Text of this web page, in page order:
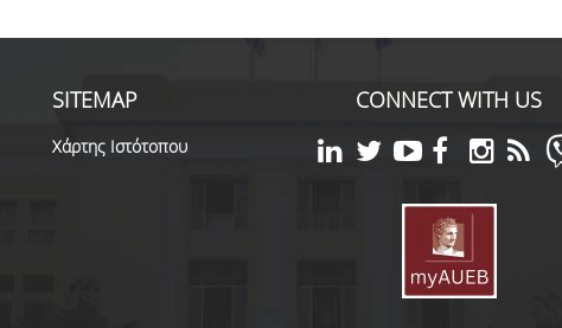
SITEMAP
Χάρτης Ιστότοπου
CONNECT WITH US